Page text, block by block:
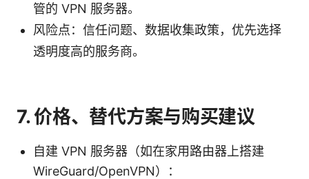
管的 VPN 服务器。
风险点：信任问题、数据收集政策，优先选择
透明度高的服务商。
7. 价格、替代方案与购买建议
自建 VPN 服务器（如在家用路由器上搭建
WireGuard/OpenVPN）：